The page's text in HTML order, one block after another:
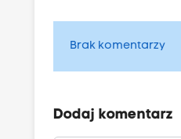
Brak komentarzy
Dodaj komentarz